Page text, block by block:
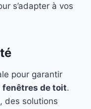
s’adapter à vos
pour garantir
fenêtres de toit.
, des solutions